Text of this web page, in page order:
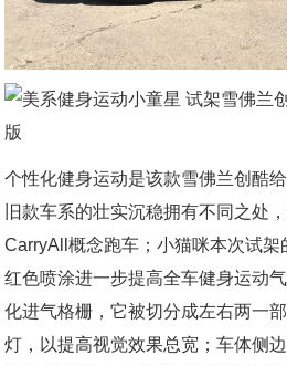
个性化健身运动是该款雪佛兰创酷
旧款车系的壮实沉稳拥有不同之处
CarryAll概念跑车；小猫咪本次试
红色喷涂进一步提高全车健身运动
化进气格栅，它被切分成左右两一
灯，以提高视觉效果总宽；车体侧